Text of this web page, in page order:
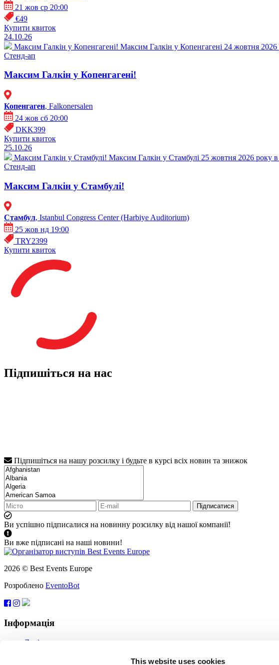
This website uses cookies
21 жов ср 20:00
€49
Купити квиток
24.10.26
Максим Галкін у Копенгагені! Максим Галкін у Копенгагені 24 жовтня
Стенд-ап
Максим Галкін у Копенгагені!
Копенгаген, Falkonersalen
24 жов сб 20:00
DKK399
Купити квиток
25.10.26
Максим Галкін у Стамбулі! Максим Галкін у Стамбулі 25 жовтня 2026 року
Стенд-ап
Максим Галкін у Стамбулі!
Стамбул, Istanbul Congress Center (Harbiye Auditorium)
25 жов нд 19:00
TRY2399
Купити квиток
Підпишіться на нас
Підпишіться на нашу розсилку і будьте в курсі всіх новин та знижок
Підписатися
Ви успішно підписалися на новинну розсилку від нашої компанії!
Ви вже підписані на наші новини!
2026 © Best Events Europe
Розроблено EventoBot
Інформація
Довідка